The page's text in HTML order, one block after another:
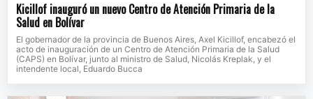
Kicillof inauguró un nuevo Centro de Atención Primaria de la
Salud en Bolívar
El gobernador de la provincia de Buenos Aires, Axel Kicillof, encabezó el
acto de inauguración de un Centro de Atención Primaria de la Salud
(CAPS) en Bolívar, junto al ministro de Salud, Nicolás Kreplak, y el
intendente local, Eduardo Bucca